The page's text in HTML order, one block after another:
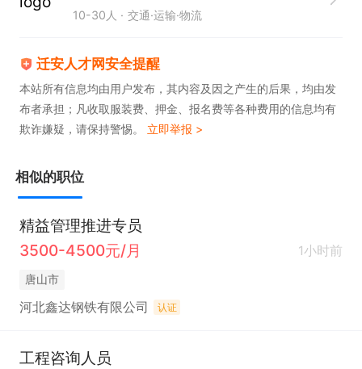
10-30人 交通·运输·物流
迁安人才网安全提醒
本站所有信息均由用户发布，其内容及因之产生的后果，均由发
布者承担；凡收取服装费、押金、报名费等各种费用的信息均有
欺诈嫌疑，请保持警惕。 立即举报 >
相似的职位
精益管理推进专员
3500-4500元/月
1小时前
唐山市
河北鑫达钢铁有限公司 认证
工程咨询人员